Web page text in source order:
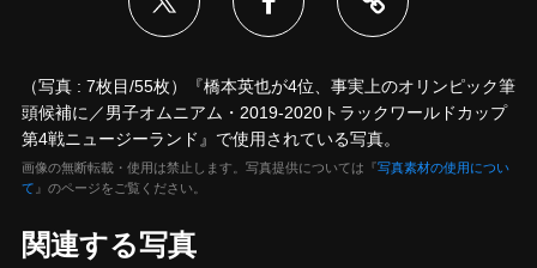
（写真 : 7枚目/55枚）『橋本英也が4位、事実上のオリンピック筆
頭候補に／男子オムニアム・2019-2020トラックワールドカップ
第4戦ニュージーランド』で使用されている写真。
画像の無断転載・使用は禁止します。写真提供については『写真素材の使用につい
て 』のページをご覧ください。
関連する写真